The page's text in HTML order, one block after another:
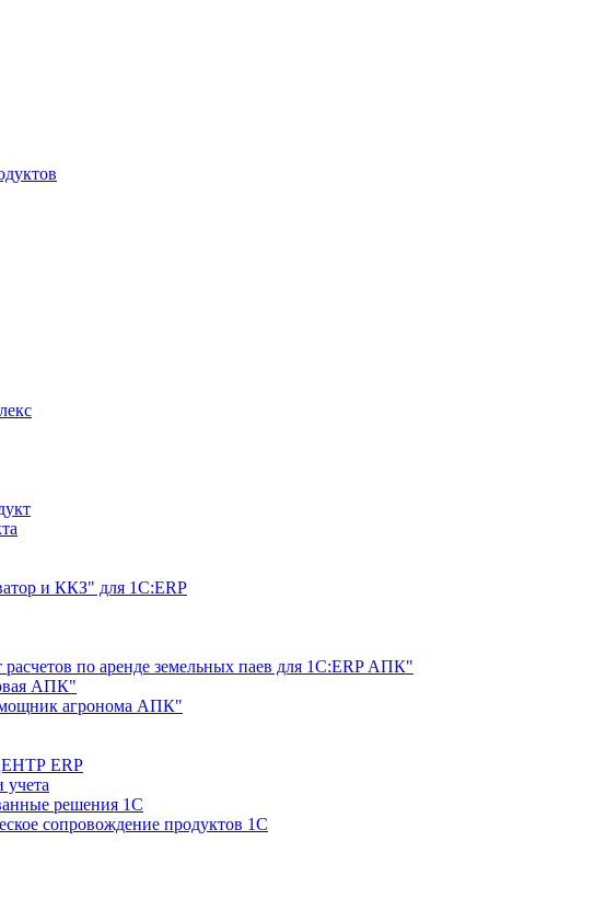
и ККЗ" для 1С:ERP
по аренде земельных паев для 1С:ERP АПК"
АПК"
агронома АПК"
ERP
решения 1С
сопровождение продуктов 1С